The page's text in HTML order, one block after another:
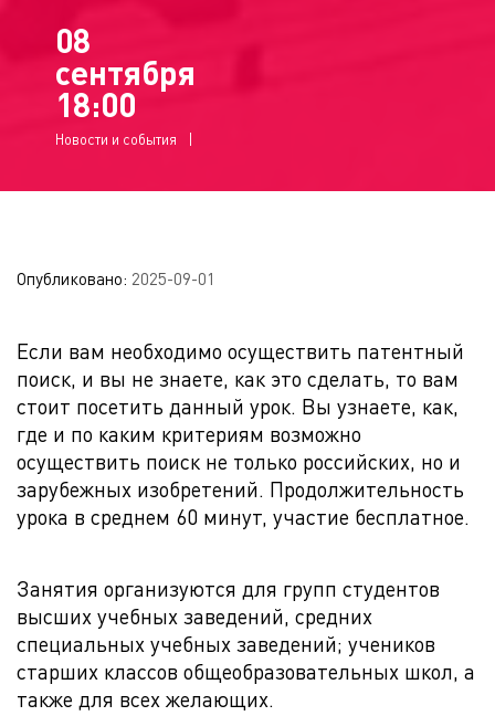
08
сентября
18:00
Новости и события
Опубликовано: 2025-09-01
Если вам необходимо осуществить патентный
поиск, и вы не знаете, как это сделать, то вам
стоит посетить данный урок. Вы узнаете, как,
где и по каким критериям возможно
осуществить поиск не только российских, но и
зарубежных изобретений. Продолжительность
урока в среднем 60 минут, участие бесплатное.
Занятия организуются для групп студентов
высших учебных заведений, средних
специальных учебных заведений; учеников
старших классов общеобразовательных школ, а
также для всех желающих.